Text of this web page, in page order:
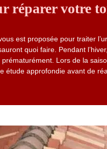
réparer votre
est proposée pour traiter
quoi faire. Pendant
prématurément. Lors de la
étude approfondie avant de